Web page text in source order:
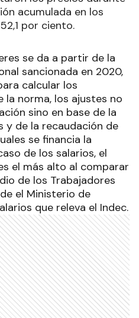
acumulada en los
por ciento.
se da a partir de la
sancionada en 2020,
calcular los
norma, los ajustes no
sino en base de la
y de la recaudación de
se financia la
de los salarios, el
el más alto al comparar
de los Trabajadores
el Ministerio de
que releva el Indec.